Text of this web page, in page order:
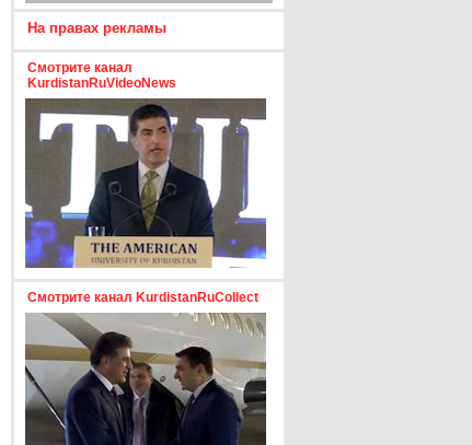
На правах рекламы
Смотрите канал
KurdistanRuVideoNews
Смотрите канал KurdistanRuCollect